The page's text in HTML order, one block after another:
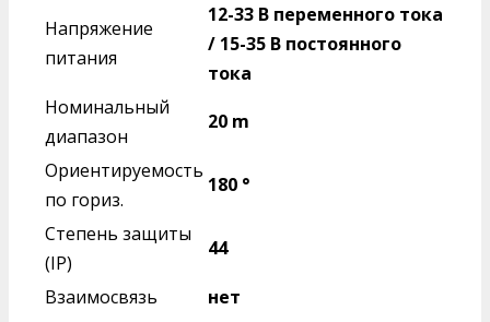
Напряжение
питания
12-33 В переменного тока
/ 15-35 В постоянного
тока
Номинальный
диапазон
20 m
Ориентируемость
по гориз.
180 °
Степень защиты
(IP)
44
Взаимосвязь нет